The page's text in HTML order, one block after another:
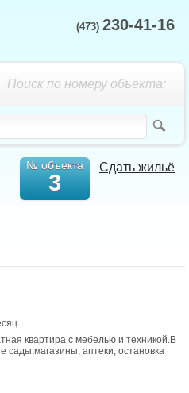
(473) 230-41-16
Поиск по номеру объекта:
Сдать жильё
№ объекта
3
квартира с мебелью и техникой.В
сады,магазины, аптеки, остановка